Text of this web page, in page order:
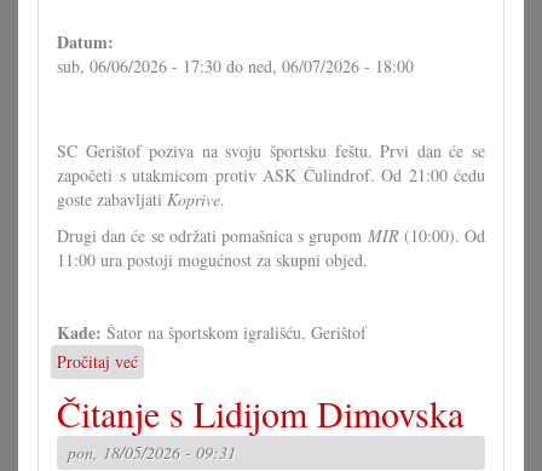
Datum:
sub, 06/06/2026 - 17:30 do ned, 06/07/2026 - 18:00
SC Gerištof poziva na svoju športsku feštu. Prvi dan će se
započeti s utakmicom protiv ASK Čulindrof. Od 21:00 ćedu
goste zabavljati Koprive.
Drugi dan će se održati pomašnica s grupom MIR (10:00). Od
11:00 ura postoji mogućnost za skupni objed.
Kade: Šator na športskom igrališću, Gerištof
Pročitaj već
Športska
fešta
u
Gerištofu
Čitanje s Lidijom Dimovska
pon, 18/05/2026 - 09:31